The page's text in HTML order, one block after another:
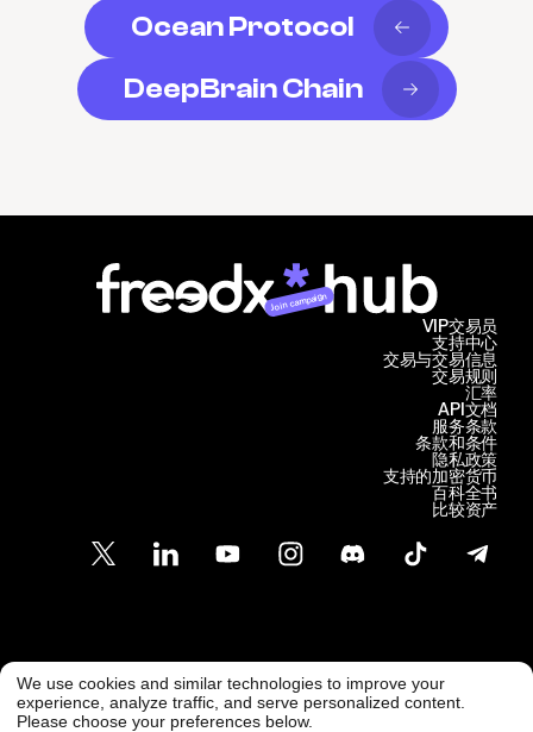
Ocean Protocol
DeepBrain Chain
Join campaign
支持中心
交易与交易信息
VIP交易员
交易规则
汇率
API文档
服务条款
条款和条件
隐私政策
支持的加密货币
百科全书
比较资产
客户支持
support@freedx.com @ Freedx 2026
We use cookies and similar technologies to improve your
experience, analyze traffic, and serve personalized content.
Please choose your preferences below.